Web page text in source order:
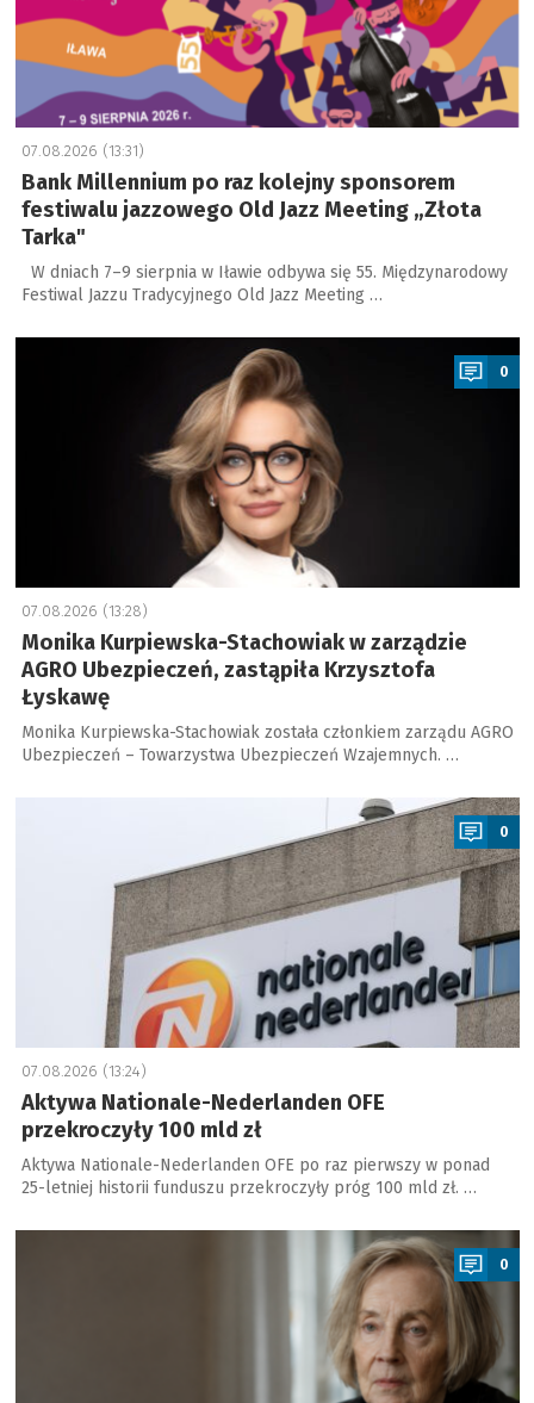
07.08.2026 (13:31)
Bank Millennium po raz kolejny sponsorem
festiwalu jazzowego Old Jazz Meeting „Złota
Tarka"
W dniach 7–9 sierpnia w Iławie odbywa się 55. Międzynarodowy
Festiwal Jazzu Tradycyjnego Old Jazz Meeting …
a
0
07.08.2026 (13:28)
Monika Kurpiewska-Stachowiak w zarządzie
AGRO Ubezpieczeń, zastąpiła Krzysztofa
Łyskawę
Monika Kurpiewska-Stachowiak została członkiem zarządu AGRO
Ubezpieczeń – Towarzystwa Ubezpieczeń Wzajemnych. …
0
07.08.2026 (13:24)
Aktywa Nationale-Nederlanden OFE
przekroczyły 100 mld zł
Aktywa Nationale-Nederlanden OFE po raz pierwszy w ponad
25-letniej historii funduszu przekroczyły próg 100 mld zł. …
a
0